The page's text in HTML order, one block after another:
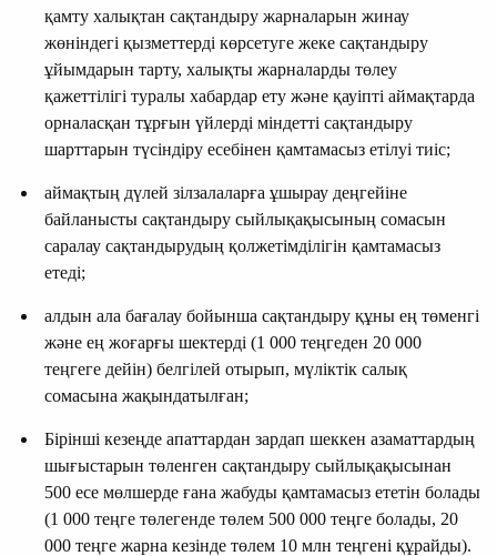
қамту халықтан сақтандыру жарналарын жинау
жөніндегі қызметтерді көрсетуге жеке сақтандыру
ұйымдарын тарту, халықты жарналарды төлеу
қажеттілігі туралы хабардар ету және қауіпті аймақтарда
орналасқан тұрғын үйлерді міндетті сақтандыру
шарттарын түсіндіру есебінен қамтамасыз етілуі тиіс;
аймақтың дүлей зілзалаларға ұшырау деңгейіне
байланысты сақтандыру сыйлықақысының сомасын
саралау сақтандырудың қолжетімділігін қамтамасыз
етеді;
алдын ала бағалау бойынша сақтандыру құны ең төменгі
және ең жоғарғы шектерді (1 000 теңгеден 20 000
теңгеге дейін) белгілей отырып, мүліктік салық
сомасына жақындатылған;
Бірінші кезеңде апаттардан зардап шеккен азаматтардың
шығыстарын төленген сақтандыру сыйлықақысынан
500 есе мөлшерде ғана жабуды қамтамасыз ететін болады
(1 000 теңге төлегенде төлем 500 000 теңге болады, 20
000 теңге жарна кезінде төлем 10 млн теңгені құрайды).